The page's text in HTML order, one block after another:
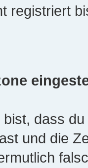
registriert
dass
und die